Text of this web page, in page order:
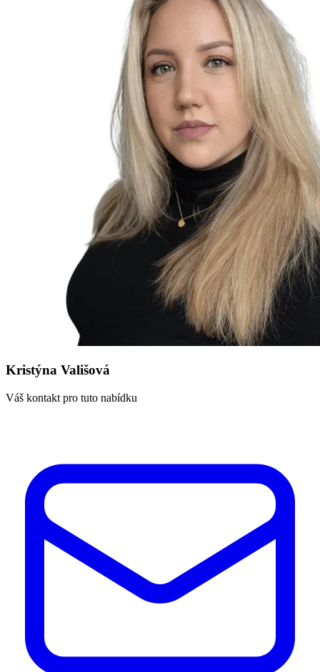
Kristýna Vališová
Váš kontakt pro tuto nabídku